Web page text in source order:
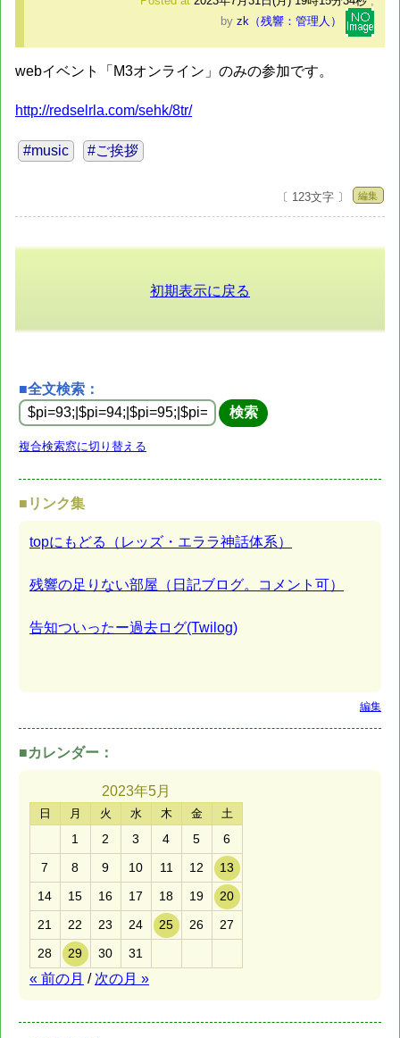
by zk（残響：管理人）
webイベント「M3オンライン」のみの参加です。
http://redselrla.com/sehk/8tr/
#music #ご挨拶
〔 123文字 〕 編集
初期表示に戻る
■全文検索：
複合検索窓に切り替える
■リンク集
topにもどる（レッズ・エララ神話体系）
残響の足りない部屋（日記ブログ。コメント可）
告知ついったー過去ログ(Twilog)
編集
■カレンダー：
2023年5月
日 月 火 水 木 金 土
1 2 3 4 5
6
7
8 9 10 11 12
13
14
15 16 17 18 19
20
21
22 23 24 25 26
27
28
29 30 31
« 前の月 / 次の月 »